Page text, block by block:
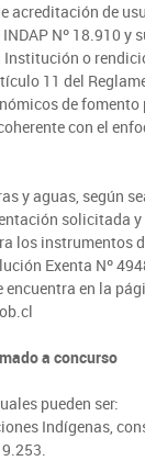
S
Riego
- PDI
- Prodesal
- SAT
O'Higgins
Maule
Ñuble
de Chile
acreditación de
Nº 18.910 y
Institución o
11 del
de
con el
y aguas, según
solicitada y
los instrumentos
Exenta Nº
encuentra en la
a concurso
pueden ser:
Indígenas,